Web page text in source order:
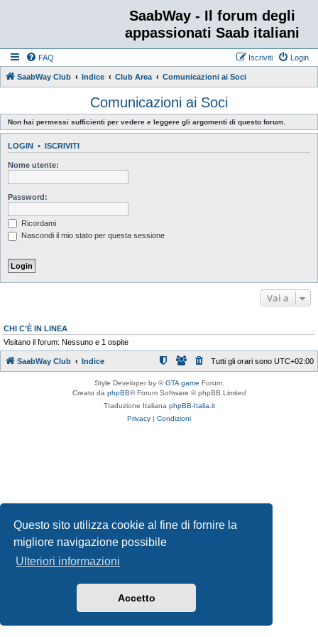
Questo sito utilizza cookie al fine di fornire la
migliore navigazione possibile
Ulteriori informazioni
Accetto
SaabWay - Il forum degli
appassionati Saab italiani
FAQ Login
Iscriviti
SaabWay Club Indice Club Area Comunicazioni ai Soci
Comunicazioni ai Soci
Non hai permessi sufficienti per vedere e leggere gli argomenti di questo forum.
LOGIN • ISCRIVITI
Nome utente:
Password:
Ricordami
Nascondi il mio stato per questa sessione
Vai a
CHI C’È IN LINEA
Visitano il forum: Nessuno e 1 ospite
SaabWay Club Indice Tutti gli orari sono UTC+02:00
Style Developer by ©GTA game Forum.
Creato da phpBB® Forum Software © phpBB Limited
Traduzione Italiana phpBB-Italia.it
Privacy | Condizioni